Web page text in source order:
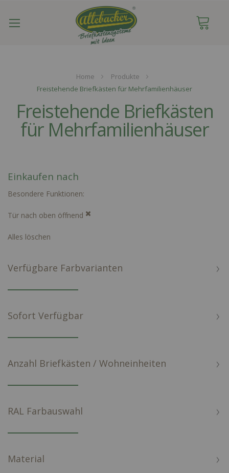
Home
Produkte
Freistehende Briefkästen für Mehrfamilienhäuser
Freistehende Briefkästen
für Mehrfamilienhäuser
Einkaufen nach
Besondere Funktionen
Tür nach oben öffnend
Alles löschen
Verfügbare Farbvarianten
Sofort Verfügbar
Anzahl Briefkästen / Wohneinheiten
RAL Farbauswahl
Material